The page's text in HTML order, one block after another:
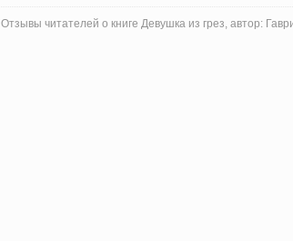
Отзывы читателей о книге Девушка из грез, автор: